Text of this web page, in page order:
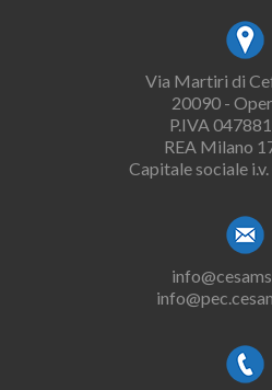
Via Martiri di
20090 -
P.IVA
REA Milano
Capitale sociale